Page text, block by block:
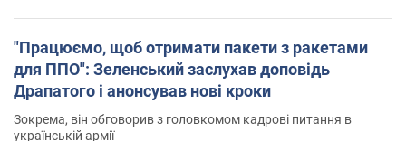
"Працюємо, щоб отримати пакети з ракетами
для ППО": Зеленський заслухав доповідь
Драпатого і анонсував нові кроки
Зокрема, він обговорив з головкомом кадрові питання в
українській армії